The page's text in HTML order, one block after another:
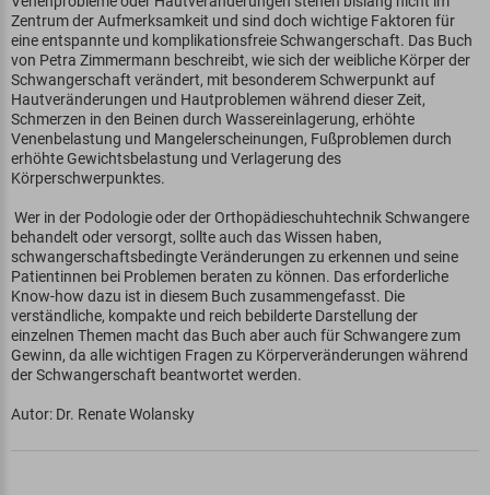
Zentrum der Aufmerksamkeit und sind doch wichtige Faktoren für
eine entspannte und komplikationsfreie Schwangerschaft. Das Buch
von Petra Zimmermann beschreibt, wie sich der weibliche Körper der
Schwangerschaft verändert, mit besonderem Schwerpunkt auf
Hautveränderungen und Hautproblemen während dieser Zeit,
Schmerzen in den Beinen durch Wassereinlagerung, erhöhte
Venenbelastung und Mangelerscheinungen, Fußproblemen durch
erhöhte Gewichtsbelastung und Verlagerung des
Körperschwerpunktes.
Wer in der Podologie oder der Orthopädieschuhtechnik Schwangere
behandelt oder versorgt, sollte auch das Wissen haben,
schwangerschaftsbedingte Veränderungen zu erkennen und seine
Patientinnen bei Problemen beraten zu können. Das erforderliche
Know-how dazu ist in diesem Buch zusammengefasst. Die
verständliche, kompakte und reich bebilderte Darstellung der
einzelnen Themen macht das Buch aber auch für Schwangere zum
Gewinn, da alle wichtigen Fragen zu Körperveränderungen während
der Schwangerschaft beantwortet werden.
Autor: Dr. Renate Wolansky